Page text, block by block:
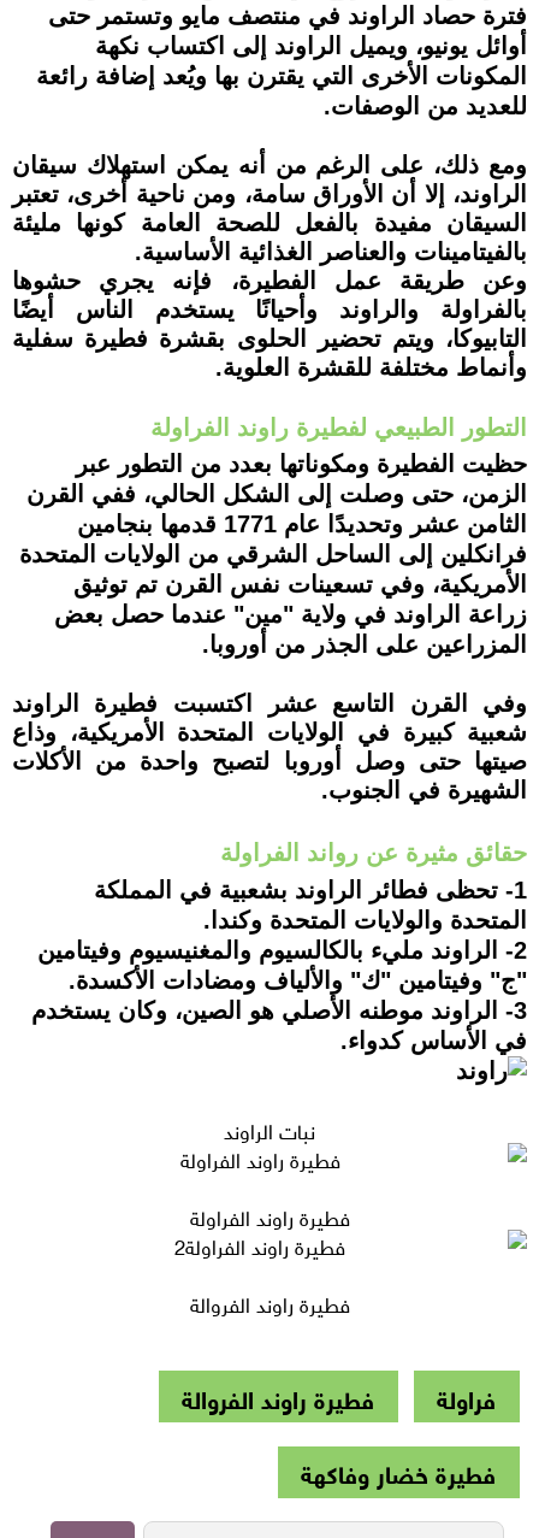
فترة حصاد الراوند في منتصف مايو وتستمر حتى
أوائل يونيو، ويميل الراوند إلى اكتساب نكهة
المكونات الأخرى التي يقترن بها ويُعد إضافة رائعة
للعديد من الوصفات.
ومع ذلك، على الرغم من أنه يمكن استهلاك سيقان
الراوند، إلا أن الأوراق سامة، ومن ناحية أخرى، تعتبر
السيقان مفيدة بالفعل للصحة العامة كونها مليئة
بالفيتامينات والعناصر الغذائية الأساسية.
وعن طريقة عمل الفطيرة، فإنه يجري حشوها
بالفراولة والراوند وأحيانًا يستخدم الناس أيضًا
التابيوكا، ويتم تحضير الحلوى بقشرة فطيرة سفلية
وأنماط مختلفة للقشرة العلوية.
التطور الطبيعي لفطيرة راوند الفراولة
حظيت الفطيرة ومكوناتها بعدد من التطور عبر
الزمن، حتى وصلت إلى الشكل الحالي، ففي القرن
الثامن عشر وتحديدًا عام 1771 قدمها بنجامين
فرانكلين إلى الساحل الشرقي من الولايات المتحدة
الأمريكية، وفي تسعينات نفس القرن تم توثيق
زراعة الراوند في ولاية "مين" عندما حصل بعض
المزراعين على الجذر من أوروبا.
وفي القرن التاسع عشر اكتسبت فطيرة الراوند
شعبية كبيرة في الولايات المتحدة الأمريكية، وذاع
صيتها حتى وصل أوروبا لتصبح واحدة من الأكلات
الشهيرة في الجنوب.
حقائق مثيرة عن رواند الفراولة
1- تحظى فطائر الراوند بشعبية في المملكة
المتحدة والولايات المتحدة وكندا.
2- الراوند مليء بالكالسيوم والمغنيسيوم وفيتامين
"ج" وفيتامين "ك" والألياف ومضادات الأكسدة.
3- الراوند موطنه الأصلي هو الصين، وكان يستخدم
في الأساس كدواء.
نبات الراوند
فطيرة راوند الفراولة
فطيرة راوند الفروالة
فراولة
فطيرة راوند الفروالة
فطيرة خضار وفاكهة